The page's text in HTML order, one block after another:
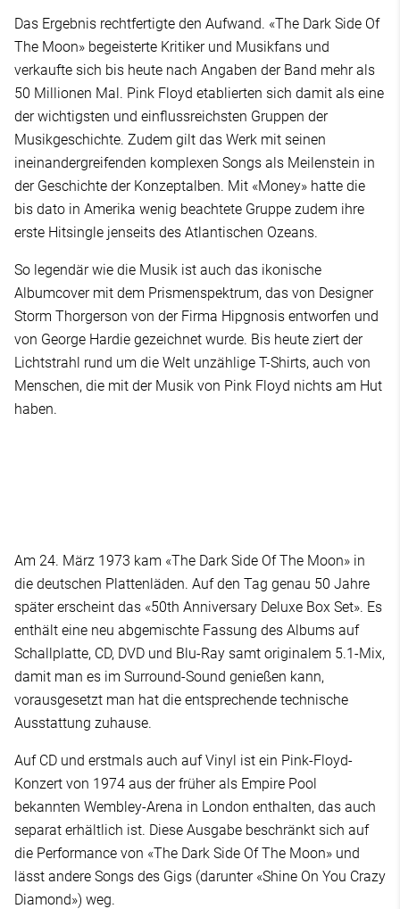
Das Ergebnis rechtfertigte den Aufwand. «The Dark Side Of
The Moon» begeisterte Kritiker und Musikfans und
verkaufte sich bis heute nach Angaben der Band mehr als
50 Millionen Mal. Pink Floyd etablierten sich damit als eine
der wichtigsten und einflussreichsten Gruppen der
Musikgeschichte. Zudem gilt das Werk mit seinen
ineinandergreifenden komplexen Songs als Meilenstein in
der Geschichte der Konzeptalben. Mit «Money» hatte die
bis dato in Amerika wenig beachtete Gruppe zudem ihre
erste Hitsingle jenseits des Atlantischen Ozeans.
So legendär wie die Musik ist auch das ikonische
Albumcover mit dem Prismenspektrum, das von Designer
Storm Thorgerson von der Firma Hipgnosis entworfen und
von George Hardie gezeichnet wurde. Bis heute ziert der
Lichtstrahl rund um die Welt unzählige T-Shirts, auch von
Menschen, die mit der Musik von Pink Floyd nichts am Hut
haben.
Am 24. März 1973 kam «The Dark Side Of The Moon» in
die deutschen Plattenläden. Auf den Tag genau 50 Jahre
später erscheint das «50th Anniversary Deluxe Box Set». Es
enthält eine neu abgemischte Fassung des Albums auf
Schallplatte, CD, DVD und Blu-Ray samt originalem 5.1-Mix,
damit man es im Surround-Sound genießen kann,
vorausgesetzt man hat die entsprechende technische
Ausstattung zuhause.
Auf CD und erstmals auch auf Vinyl ist ein Pink-Floyd-
Konzert von 1974 aus der früher als Empire Pool
bekannten Wembley-Arena in London enthalten, das auch
separat erhältlich ist. Diese Ausgabe beschränkt sich auf
die Performance von «The Dark Side Of The Moon» und
lässt andere Songs des Gigs (darunter «Shine On You Crazy
Diamond») weg.